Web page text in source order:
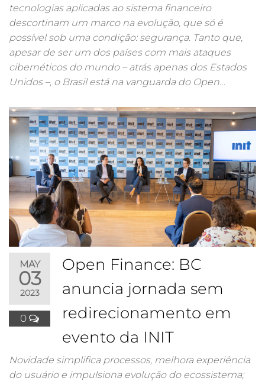
tecnologias aplicadas ao sistema financeiro
descortinam um marco na evolução, que só é
possível sob uma condição: segurança. Tanto que,
apesar de ser um dos países com mais ataques
cibernéticos do mundo – atrás apenas dos Estados
Unidos –, o Brasil está na vanguarda do Open…
MAY
03
2023
0
Open Finance: BC
anuncia jornada sem
redirecionamento em
evento da INIT
Novidade simplifica processos, melhora experiência
do usuário e impulsiona evolução do ecossistema;